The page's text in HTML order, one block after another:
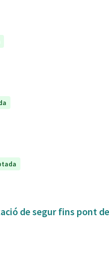
de segur fins pont